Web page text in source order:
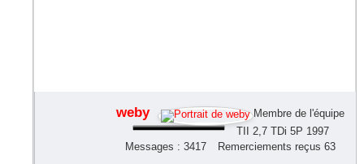
weby
Membre de l'équipe
TII 2,7 TDi 5P 1997
Messages : 3417
Remerciements reçus 63